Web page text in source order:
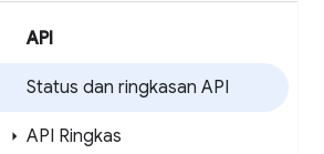
API
Status dan ringkasan API
API Ringkas